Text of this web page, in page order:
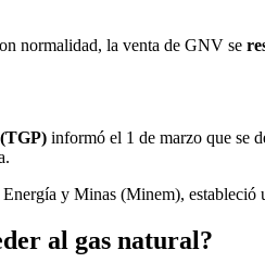
normalidad, la venta de GNV se
informó el 1 de marzo que se
y Minas (Minem), estableció
al gas natural?